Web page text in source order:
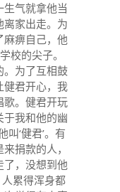
气就拿他当
离家出走。为
麻痹自己，他
校的尖子。
。为了互相鼓
健君开心，我
歌。健君开玩
于我和他的幽
叫‘健君’。有
捐款的人，
了，没想到他
累得浑身都